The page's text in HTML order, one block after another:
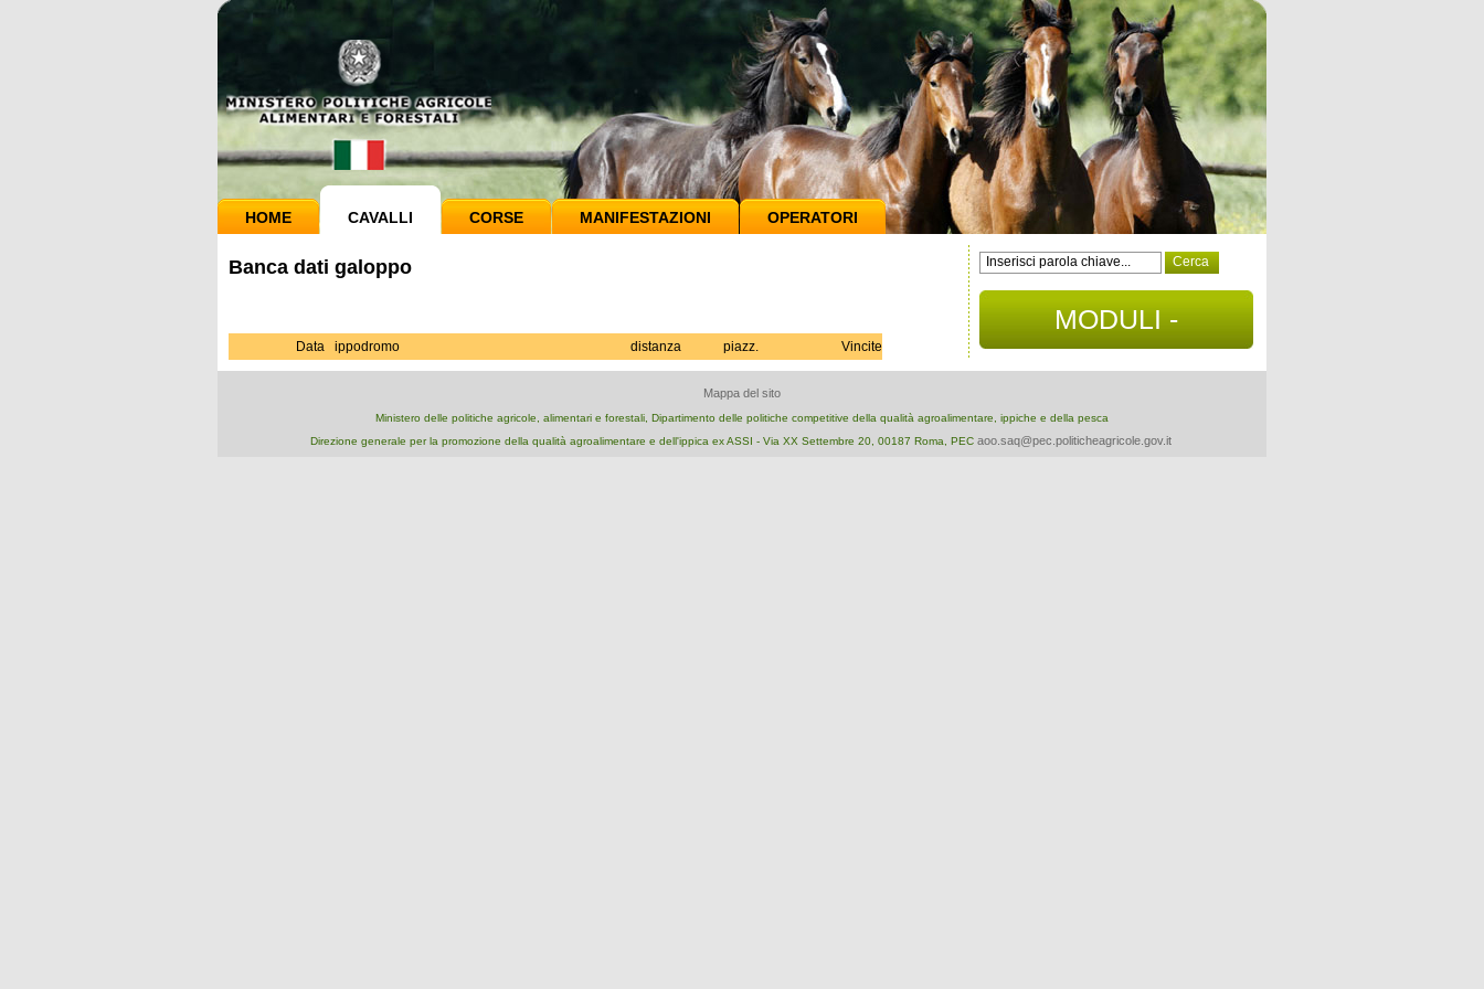
HOME CAVALLI CORSE MANIFESTAZIONI OPERATORI
Banca dati galoppo
Data ippodromo distanza piazz. Vincite
MODULI -
DOCUMENTI
Mappa del sito
Ministero delle politiche agricole, alimentari e forestali, Dipartimento delle politiche competitive della qualità agroalimentare, ippiche e della pesca
Direzione generale per la promozione della qualità agroalimentare e dell'ippica ex ASSI - Via XX Settembre 20, 00187 Roma, PEC aoo.saq@pec.politicheagricole.gov.it